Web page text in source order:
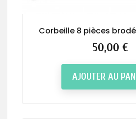
Corbeille 8 pièces
Prix
50,00 €
AJOUTER AU